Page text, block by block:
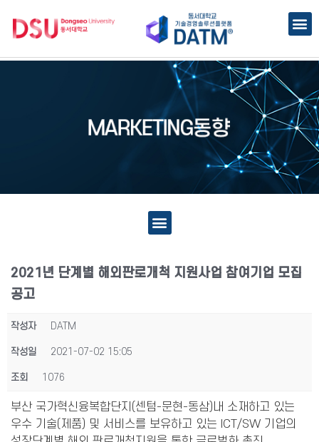
2021년 단계별 해외판로개척 지원사업 참여기업 모집
공고
작성자 DATM
작성일 2021-07-02 15:05
조회 1076
부산 국가혁신융복합단지(센텀-문현-동삼)내 소재하고 있는
우수 기술(제품) 및 서비스를 보유하고 있는 ICT/SW 기업의